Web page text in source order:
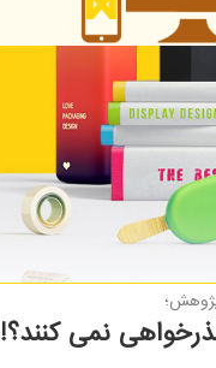
نمی كنند؟!